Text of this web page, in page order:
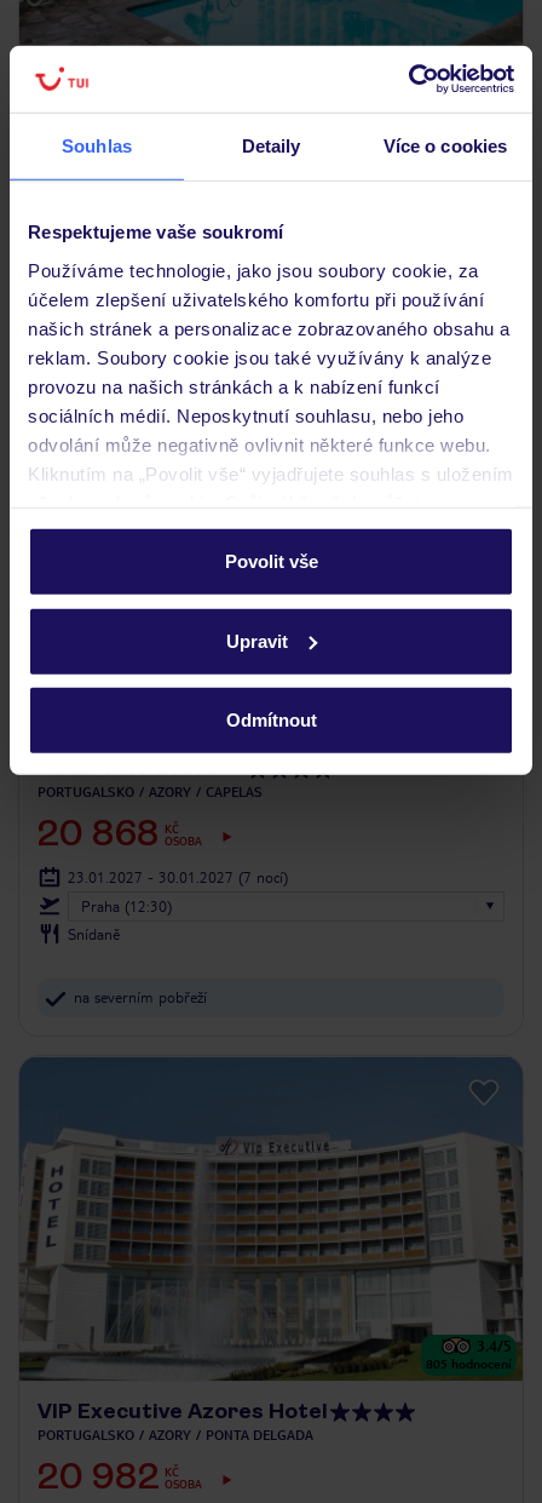
Souhlas Detaily Více o cookies
Respektujeme vaše soukromí
Používáme technologie, jako jsou soubory cookie, za
účelem zlepšení uživatelského komfortu při používání
našich stránek a personalizace zobrazovaného obsahu a
reklam. Soubory cookie jsou také využívány k analýze
provozu na našich stránkách a k nabízení funkcí
sociálních médií. Neposkytnutí souhlasu, nebo jeho
odvolání může negativně ovlivnit některé funkce webu.
Kliknutím na „Povolit vše“ vyjadřujete souhlas s uložením
personalizovat v sekci „Personalizace“.
Podrobné informace o souborech cookie naleznete v
ochrany osobních údajů.
Povolit vše
Upravit
Odmítnout
1244 hodnocení
PORTUGALSKO FUNCHAL
20 648 KČ
12.12.2026 - 19.12.2026 (7 nocí)
Praha (12:10)
Bez stravy
spa a wellness centrum
PORTUGALSKO AZORY CAPELAS
20 868
KČ
OSOBA
23.01.2027 - 30.01.2027 (7 nocí)
Praha (12:30)
Snídaně
na severním pobřeží
3.4/5
805 hodnocení
VIP Executive Azores Hotel
PORTUGALSKO AZORY PONTA DELGADA
20 982 KČ
OSOBA